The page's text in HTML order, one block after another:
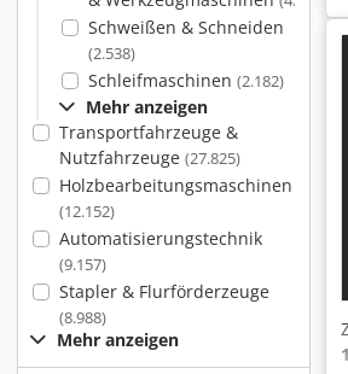
Schweißen & Schneiden
(2.538)
Schleifmaschinen (2.182)
Mehr anzeigen
Transportfahrzeuge &
Nutzfahrzeuge (27.825)
Holzbearbeitungsmaschinen
(12.152)
Automatisierungstechnik
(9.157)
Stapler & Flurförderzeuge
(8.988)
Mehr anzeigen